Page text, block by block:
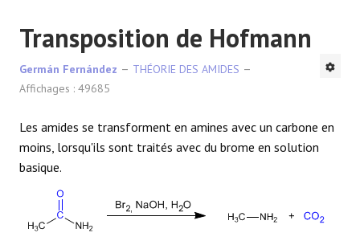
Transposition de Hofmann
Germán Fernández
THÉORIE DES AMIDES
Affichages : 49685
Les amides se transforment en amines avec un carbone en
moins, lorsqu'ils sont traités avec du brome en solution
basique.